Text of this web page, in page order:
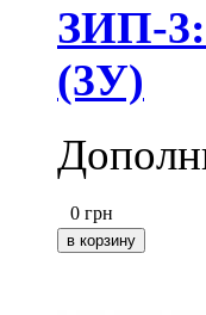
ЗИП-3:
(3У)
0 грн